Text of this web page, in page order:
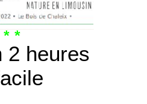
2 heures